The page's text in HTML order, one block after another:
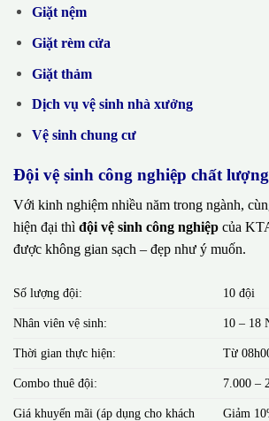
Giặt nệm
Giặt rèm cửa
Giặt thảm
Dịch vụ vệ sinh nhà xưởng
Vệ sinh chung cư
Đội vệ sinh công nghiệp chất
Với kinh nghiệm nhiều năm trong ngành,
hiện đại thì đội vệ sinh công nghiệp của
được không gian sạch – đẹp như ý muốn.
Số lượng đội: 10 đội
Nhân viên vệ sinh: 10 – 18
Thời gian thực hiện: Từ
Combo thuê đội: 7.000 –
Giá khuyến mãi (áp dụng cho khách
Giảm